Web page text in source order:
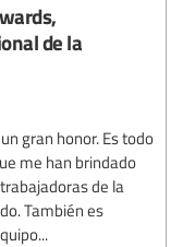
de la
gran honor. Es todo
me han brindado
de la
También es